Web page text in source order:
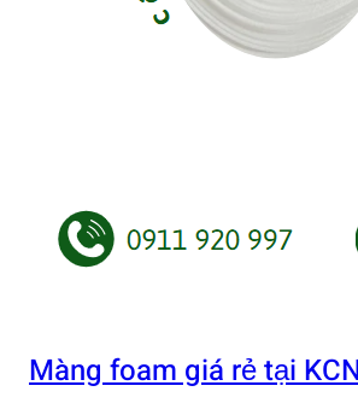
Màng foam giá rẻ tại